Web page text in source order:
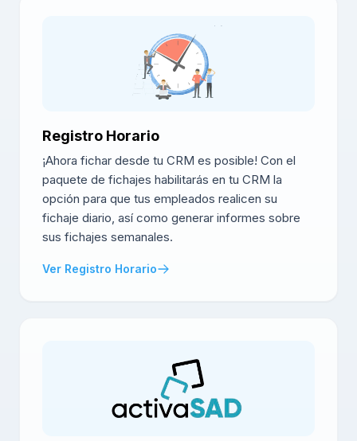
Registro Horario
¡Ahora fichar desde tu CRM es posible! Con el
paquete de fichajes habilitarás en tu CRM la
opción para que tus empleados realicen su
fichaje diario, así como generar informes sobre
sus fichajes semanales.
Ver Registro Horario